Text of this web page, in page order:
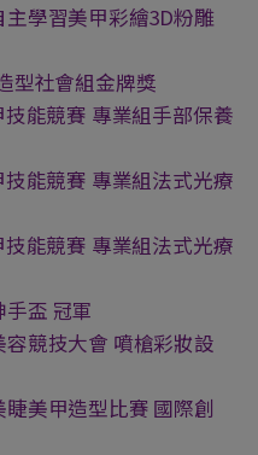
學習美甲彩繪3D粉雕
型社會組金牌獎
能競賽 專業組手部保養
能競賽 專業組法式光療
能競賽 專業組法式光療
盃 冠軍
競技大會 噴槍彩妝設
美甲造型比賽 國際創